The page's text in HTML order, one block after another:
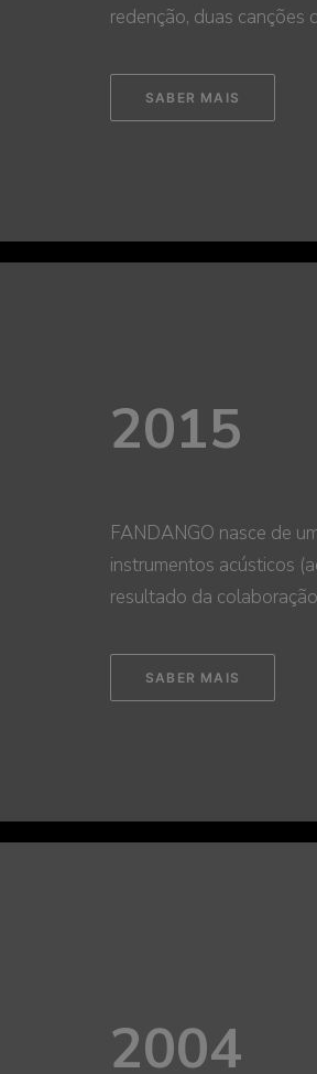
redenção, duas canções
SABER MAIS
2015
FANDANGO nasce de
instrumentos acústicos
resultado da
SABER MAIS
2004